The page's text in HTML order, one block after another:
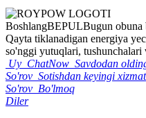
BoshlangBEPULBugun obuna
Qayta tiklanadigan energiya
so'nggi yutuqlari,
Uy ChatNow Savdodan
So'rov Sotishdan keyingi xizmat
So'rov Bo'lmoq
Diler